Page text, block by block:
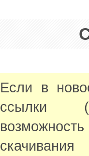
Если в
ссылки